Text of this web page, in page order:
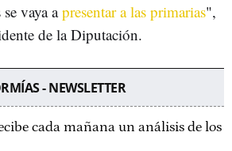
vaya apresentar a las primarias",
de la Diputación.
- NEWSLETTER
cada mañana un análisis de los